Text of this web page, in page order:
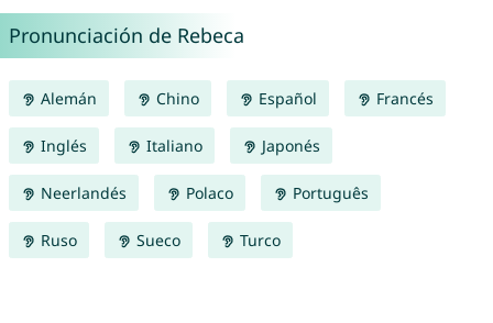
Pronunciación de Rebeca
Alemán Chino Español Francés
Inglés Italiano Japonés
Neerlandés Polaco Português
Ruso Sueco Turco